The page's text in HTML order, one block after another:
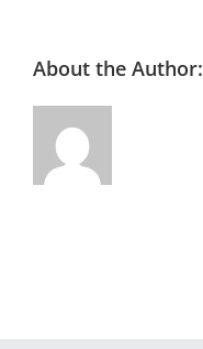
About the Author: